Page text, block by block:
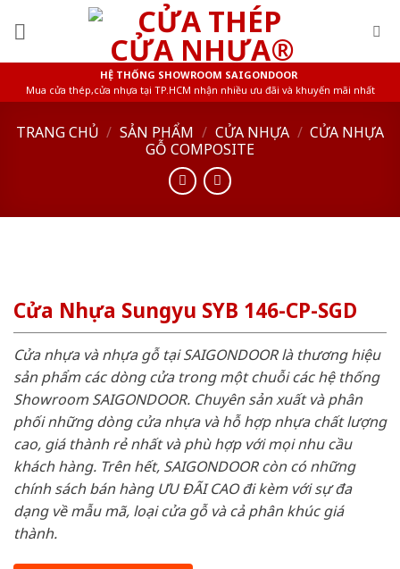
HỆ THỐNG SHOWROOM SAIGONDOOR
Mua cửa thép,cửa nhựa tại TP.HCM nhận nhiều ưu đãi và khuyến mãi nhất
TRANG CHỦ / SẢN PHẨM / CỬA NHỰA / CỬA NHỰA
GỖ COMPOSITE
Cửa Nhựa Sungyu SYB 146-CP-SGD
Cửa nhựa và nhựa gỗ tại SAIGONDOOR là thương hiệu
sản phẩm các dòng cửa trong một chuỗi các hệ thống
Showroom SAIGONDOOR. Chuyên sản xuất và phân
phối những dòng cửa nhựa và hỗ hợp nhựa chất lượng
cao, giá thành rẻ nhất và phù hợp với mọi nhu cầu
khách hàng. Trên hết, SAIGONDOOR còn có những
chính sách bán hàng ƯU ĐÃI CAO đi kèm với sự đa
dạng về mẫu mã, loại cửa gỗ và cả phân khúc giá
thành.